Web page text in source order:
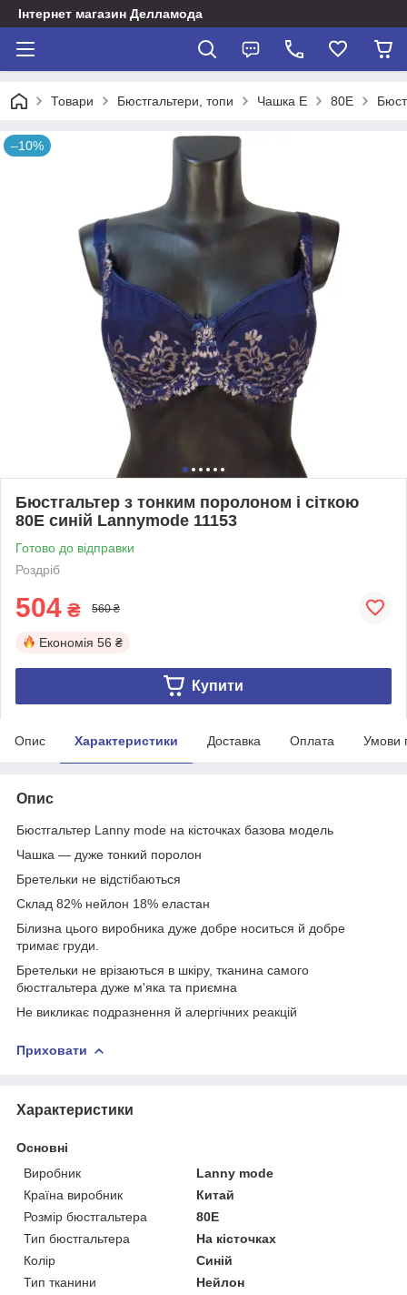
Інтернет магазин Делламода
Товари Бюстгальтери, топи Чашка Е 80E
–10%
Бюстгальтер з тонким поролоном і сіткою
80Е синій Lannymode 11153
Готово до відправки
Роздріб
504 ₴ 560 ₴
Економія 56 ₴
Купити
Опис Характеристики Доставка Оплата Умови
Опис
Бюстгальтер Lanny mode на кісточках базова модель
Чашка — дуже тонкий поролон
Бретельки не відстібаються
Склад 82% нейлон 18% еластан
Білизна цього виробника дуже добре носиться й добре
тримає груди.
Бретельки не врізаються в шкіру, тканина самого
бюстгальтера дуже м'яка та приємна
Не викликає подразнення й алергічних реакцій
Приховати
Характеристики
Основні
Виробник
Lanny mode
Країна виробник
Китай
Розмір бюстгальтера
80E
Тип бюстгальтера
На кісточках
Колір
Синій
Тип тканини
Нейлон